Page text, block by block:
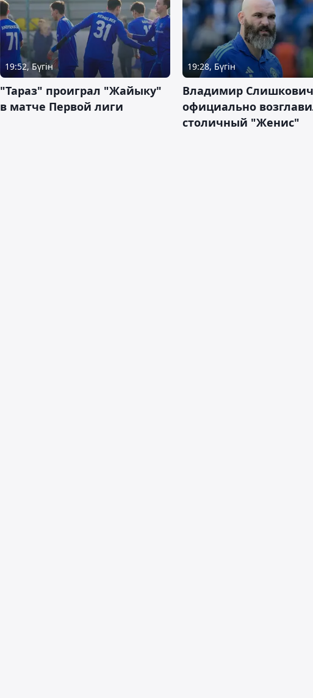
19:52, Бүгін
"Тараз" проиграл "Жайыку"
в матче Первой лиги
19:28, Бүгін
Владимир Слишкович
официально
столичный "Женис"